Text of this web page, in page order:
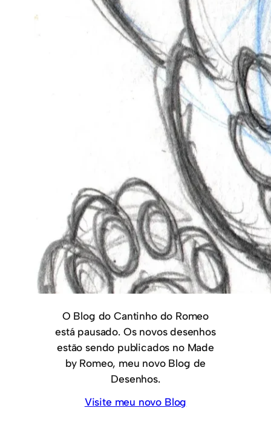
O Blog do Cantinho do Romeo
está pausado. Os novos desenhos
estão sendo publicados no Made
by Romeo, meu novo Blog de
Desenhos.
Visite meu novo Blog